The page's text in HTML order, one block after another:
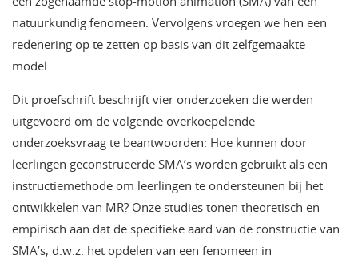
natuurkundig fenomeen. Vervolgens vroegen we hen een
redenering op te zetten op basis van dit zelfgemaakte
model.
Dit proefschrift beschrijft vier onderzoeken die werden
uitgevoerd om de volgende overkoepelende
onderzoeksvraag te beantwoorden: Hoe kunnen door
leerlingen geconstrueerde SMA’s worden gebruikt als een
instructiemethode om leerlingen te ondersteunen bij het
ontwikkelen van MR? Onze studies tonen theoretisch en
empirisch aan dat de specifieke aard van de constructie van
SMA’s, d.w.z. het opdelen van een fenomeen in